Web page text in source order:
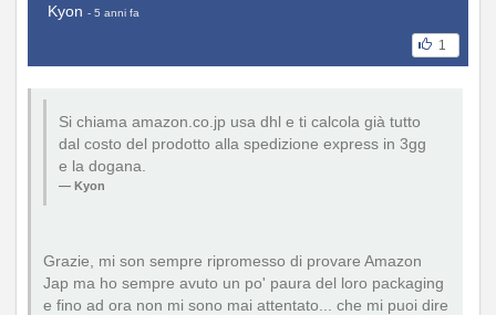
Kyon - 5 anni fa
1
Si chiama amazon.co.jp usa dhl e ti calcola già tutto
dal costo del prodotto alla spedizione express in 3gg
e la dogana.
Kyon
Grazie, mi son sempre ripromesso di provare Amazon
Jap ma ho sempre avuto un po' paura del loro packaging
e fino ad ora non mi sono mai attentato... che mi puoi dire